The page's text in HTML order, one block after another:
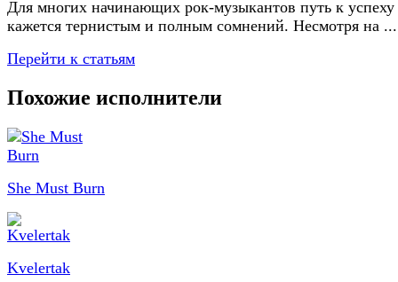
Для многих начинающих рок-музыкантов путь к успеху
кажется тернистым и полным сомнений. Несмотря на ...
Перейти к статьям
Похожие исполнители
She Must Burn
Kvelertak